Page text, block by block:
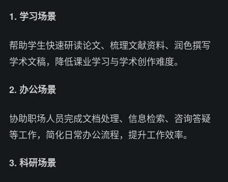
1. 学习场景
帮助学生快速研读论文、梳理文献资料、润色撰写
学术文稿，降低课业学习与学术创作难度。
2. 办公场景
协助职场人员完成文档处理、信息检索、咨询答疑
等工作，简化日常办公流程，提升工作效率。
3. 科研场景